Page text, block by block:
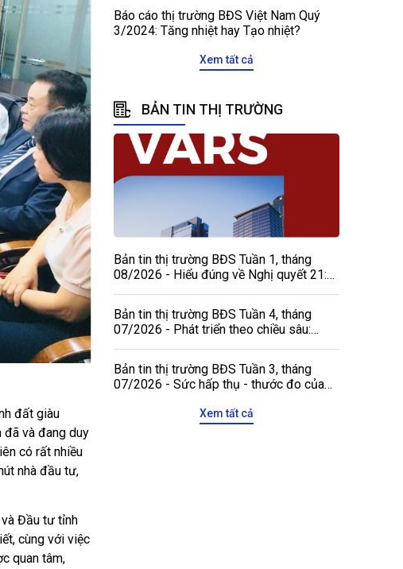
đất giàu
đã và đang duy
có rất nhiều
nhà đầu tư,
và Đầu tư tỉnh
cùng với việc
quan tâm,
Báo cáo thị trường BĐS Việt Nam Quý
3/2024: Tăng nhiệt hay Tạo nhiệt?
Xem tất cả
BẢN TIN THỊ TRƯỜNG
Bản tin thị trường BĐS Tuần 1, tháng
08/2026 - Hiểu đúng về Nghị quyết 21:
Bản tin thị trường BĐS Tuần 4, tháng
07/2026 - Phát triển theo chiều sâu:
đối tác quốc tế
Bản tin thị trường BĐS Tuần 3, tháng
07/2026 - Sức hấp thụ - thước đo của
Xem tất cả